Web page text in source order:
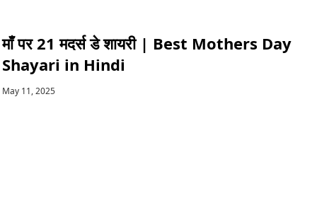
माँ पर 21 मदर्स डे शायरी | Best Mothers Day
Shayari in Hindi
May 11, 2025